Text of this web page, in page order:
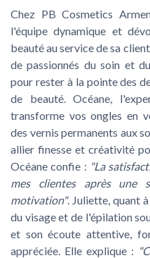
Chez PB Cosmetics
l'équipe dynamique et
beauté au service de sa
de passionnés du soin et
pour rester à la pointe des
de beauté. Océane,
transforme vos ongles en
des vernis permanents aux
allier finesse et créativité
Océane confie : "La
mes clientes après une
motivation". Juliette, quant
du visage et de l'épilation
et son écoute attentive,
appréciée. Elle explique :